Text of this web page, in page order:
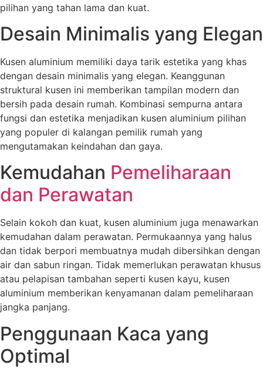
pilihan yang tahan lama dan kuat.
Desain Minimalis yang Elegan
Kusen aluminium memiliki daya tarik estetika yang khas
dengan desain minimalis yang elegan. Keanggunan
struktural kusen ini memberikan tampilan modern dan
bersih pada desain rumah. Kombinasi sempurna antara
fungsi dan estetika menjadikan kusen aluminium pilihan
yang populer di kalangan pemilik rumah yang
mengutamakan keindahan dan gaya.
Kemudahan Pemeliharaan
dan Perawatan
Selain kokoh dan kuat, kusen aluminium juga menawarkan
kemudahan dalam perawatan. Permukaannya yang halus
dan tidak berpori membuatnya mudah dibersihkan dengan
air dan sabun ringan. Tidak memerlukan perawatan khusus
atau pelapisan tambahan seperti kusen kayu, kusen
aluminium memberikan kenyamanan dalam pemeliharaan
jangka panjang.
Penggunaan Kaca yang
Optimal